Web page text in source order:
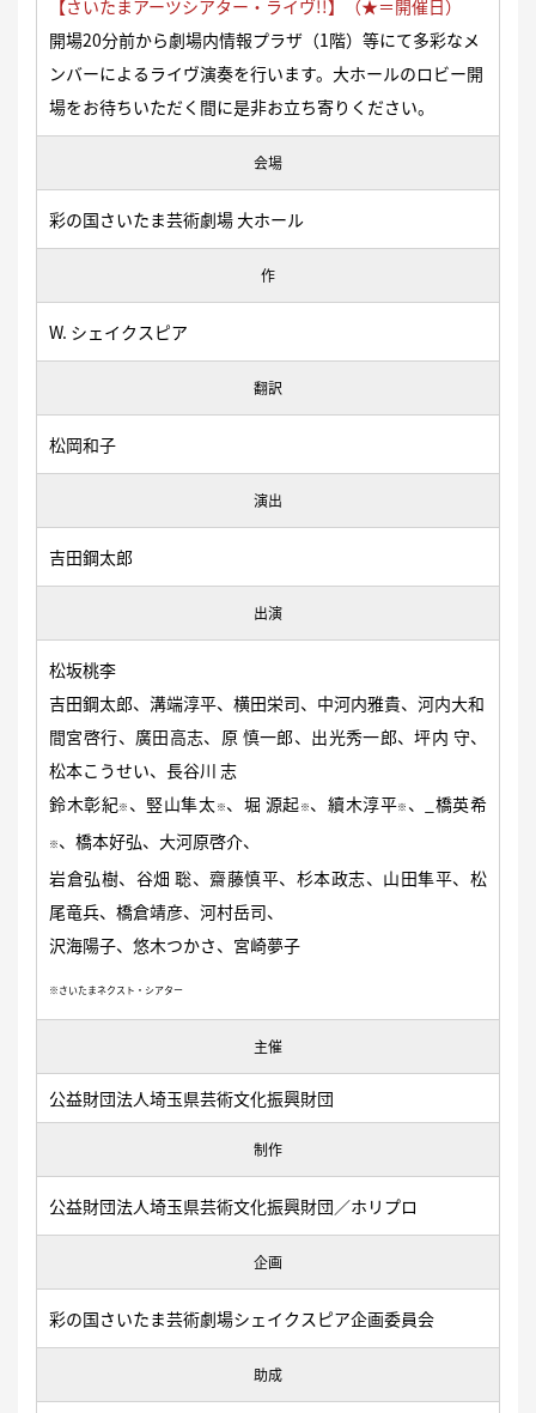
【さいたまアーツシアター・ライヴ!!】（★＝開催日）
開場20分前から劇場内情報プラザ（1階）等にて多彩なメ
ンバーによるライヴ演奏を行います。大ホールのロビー開
場をお待ちいただく間に是非お立ち寄りください。
会場
彩の国さいたま芸術劇場 大ホール
作
W. シェイクスピア
翻訳
松岡和子
演出
吉田鋼太郎
出演
松坂桃李
吉田鋼太郎、溝端淳平、横田栄司、中河内雅貴、河内大和
間宮啓行、廣田高志、原 慎一郎、出光秀一郎、坪内 守、
松本こうせい、長谷川 志
鈴木彰紀※ 、竪山隼太※、堀 源起※、續木淳平※ 、_橋英希
※、橋本好弘、大河原啓介、
岩倉弘樹、谷畑 聡、齋藤慎平、杉本政志、山田隼平、松
尾竜兵、橋倉靖彦、河村岳司、
沢海陽子、悠木つかさ、宮崎夢子
※さいたまネクスト・シアター
主催
公益財団法人埼玉県芸術文化振興財団
制作
公益財団法人埼玉県芸術文化振興財団／ホリプロ
企画
彩の国さいたま芸術劇場シェイクスピア企画委員会
助成